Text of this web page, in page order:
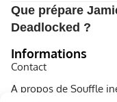
Que prépare
Deadlocked ?
Informations
Contact
A propos de Souffle